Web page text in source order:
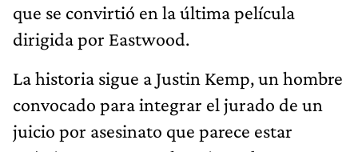
que se convirtió en la última película
dirigida por Eastwood.
La historia sigue a Justin Kemp, un hombre
convocado para integrar el jurado de un
juicio por asesinato que parece estar